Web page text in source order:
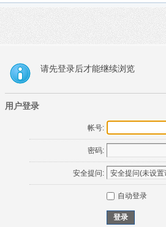
请先登录后才能继续浏览
用户登录
帐号:
密码:
安全提问:
自动登录
登录